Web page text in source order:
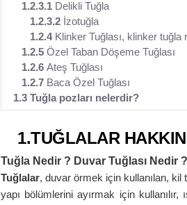
1.2.3.1 Delikli Tuğla
1.2.3.2 İzotuğla
1.2.4Klinker Tuğlası, klinker tuğla
1.2.5 Özel Taban Döşeme Tuğlası
1.2.6 Ateş Tuğlası
1.2.7 Baca Özel Tuğlası
1.3 Tuğla pozları nelerdir?
1.TUĞLALAR
Tuğla Nedir ? Duvar Tuğlası Nedir ?
Tuğlalar, duvar örmek için kullanılan, kil
yapı bölümlerini ayırmak için kullanılır,